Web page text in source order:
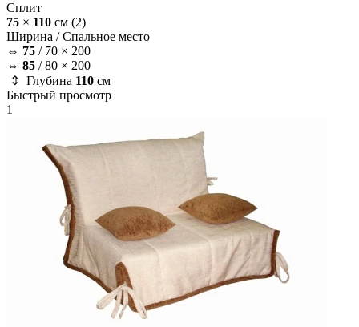
Сплит
75 × 110 см (2)
Ширина /Спальное место
⇔ 75 / 70 × 200
⇔ 85 /80 × 200
⇕ Глубина 110 см
Быстрый просмотр
1